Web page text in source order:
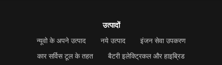
उत्पादों
न्यूवो के अपने उत्पाद नये उत्पाद
इंजन सेवा उपकरण
कार सर्विस टूल के तहत
बैटरी इलेक्ट्रिकल और हाइब्रिड